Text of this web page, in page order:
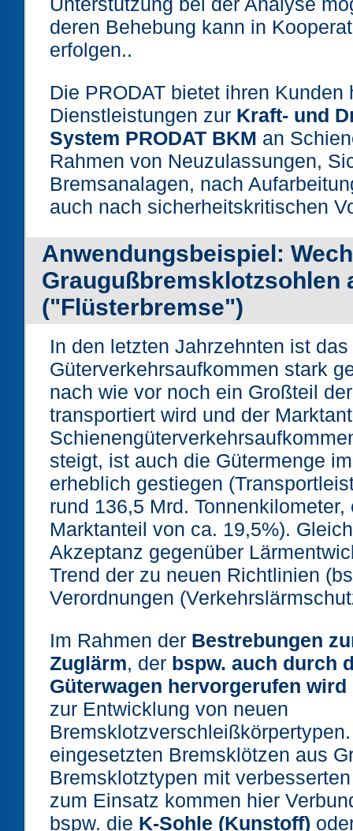
deren Behebung kann in
erfolgen..
Die PRODAT bietet ihren
Dienstleistungen zur Kraft- und
System PRODAT BKM an
Rahmen von Neuzulassungen,
Bremsanalagen, nach
auch nach sicherheitskritischen
Anwendungsbeispiel:
Graugußbremsklotzsohlen
("Flüsterbremse")
In den letzten Jahrzehnten ist das
Güterverkehrsaufkommen stark
nach wie vor noch ein Großteil
transportiert wird und der
steigt, ist auch die Gütermenge
erheblich gestiegen
rund 136,5 Mrd.
Marktanteil von ca. 19,5%).
Akzeptanz gegenüber
Trend der zu neuen Richtlinien
Verordnungen
Im Rahmen der Bestrebungen
Zuglärm, der bspw. auch durch
Güterwagen hervorgerufen
zur Entwicklung von neuen
eingesetzten Bremsklötzen aus
Bremsklotztypen mit
zum Einsatz kommen hier
bspw. die K-Sohle (Kunstoff)